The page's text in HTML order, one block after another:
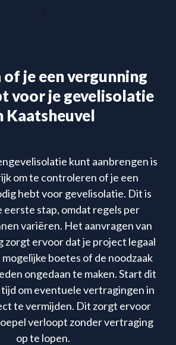
/
of je een vergunning
voor je gevelisolatie
Kaatsheuvel
kunt aanbrengen is
om te controleren of je een
hebt voor gevelisolatie. Dit is
eerste stap, omdat regels per
variëren. Het aanvragen van
zorgt ervoor dat je project legaal
boetes of de noodzaak
ongedaan te maken. Start dit
om eventuele vertragingen in
te vermijden. Dit zorgt ervoor
verloopt zonder vertraging
op te lopen.